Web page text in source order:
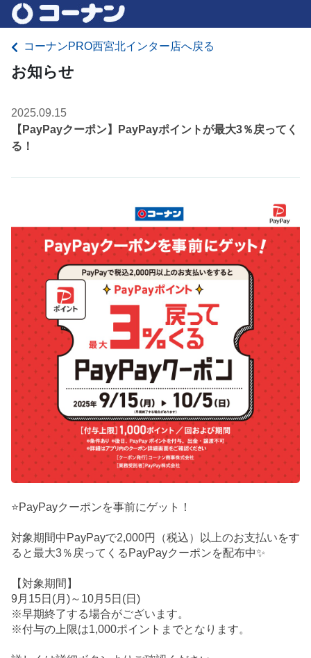
コーナンPRO西宮北インター店へ戻る
お知らせ
2025.09.15
【PayPayクーポン】PayPayポイントが最大3％戻ってく
る！
⭐PayPayクーポンを事前にゲット！
対象期間中PayPayで2,000円（税込）以上のお支払いをす
ると最大3％戻ってくるPayPayクーポンを配布中✨
【対象期間】
9月15日(月)～10月5日(日)
※早期終了する場合がございます。
※付与の上限は1,000ポイントまでとなります。